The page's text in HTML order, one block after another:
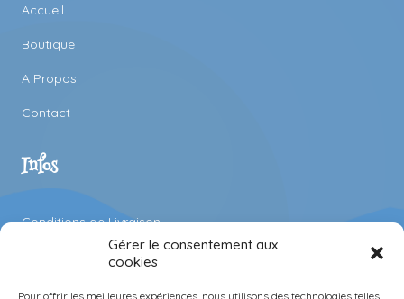
Gérer le consentement aux
cookies
Pour offrir les meilleures expériences, nous utilisons des technologies telles
Accueil
Boutique
A Propos
Contact
Infos
Conditions de Livraison
Confidentialité